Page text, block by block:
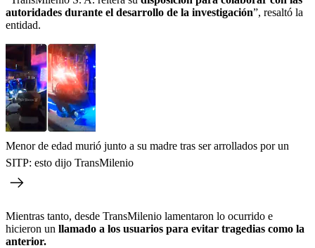
autoridades durante el desarrollo de la investigación”, resaltó la
entidad.
Menor de edad murió junto a su madre tras ser arrollados por un
SITP: esto dijo TransMilenio
Mientras tanto, desde TransMilenio lamentaron lo ocurrido e
hicieron un llamado a los usuarios para evitar tragedias como la
anterior.